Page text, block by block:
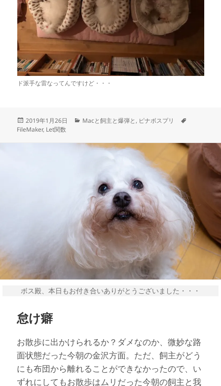
ド派手な雷なってんですけど・・・
投
稿
2019年1月26日
カ
リ
Macと飼主と爆弾と , ピナボスプリ
FileMaker, Let関数
ボス殿、本日もお付き合いありがとうございました・・・
怠け癖
お散歩に出かけられるか？ダメなのか、微妙な路
面状態だった今朝の金沢方面。ただ、飼主がどう
にも布団から離れることができなかったので、い
ずれにしてもお散歩はムリだった今朝の飼主と我